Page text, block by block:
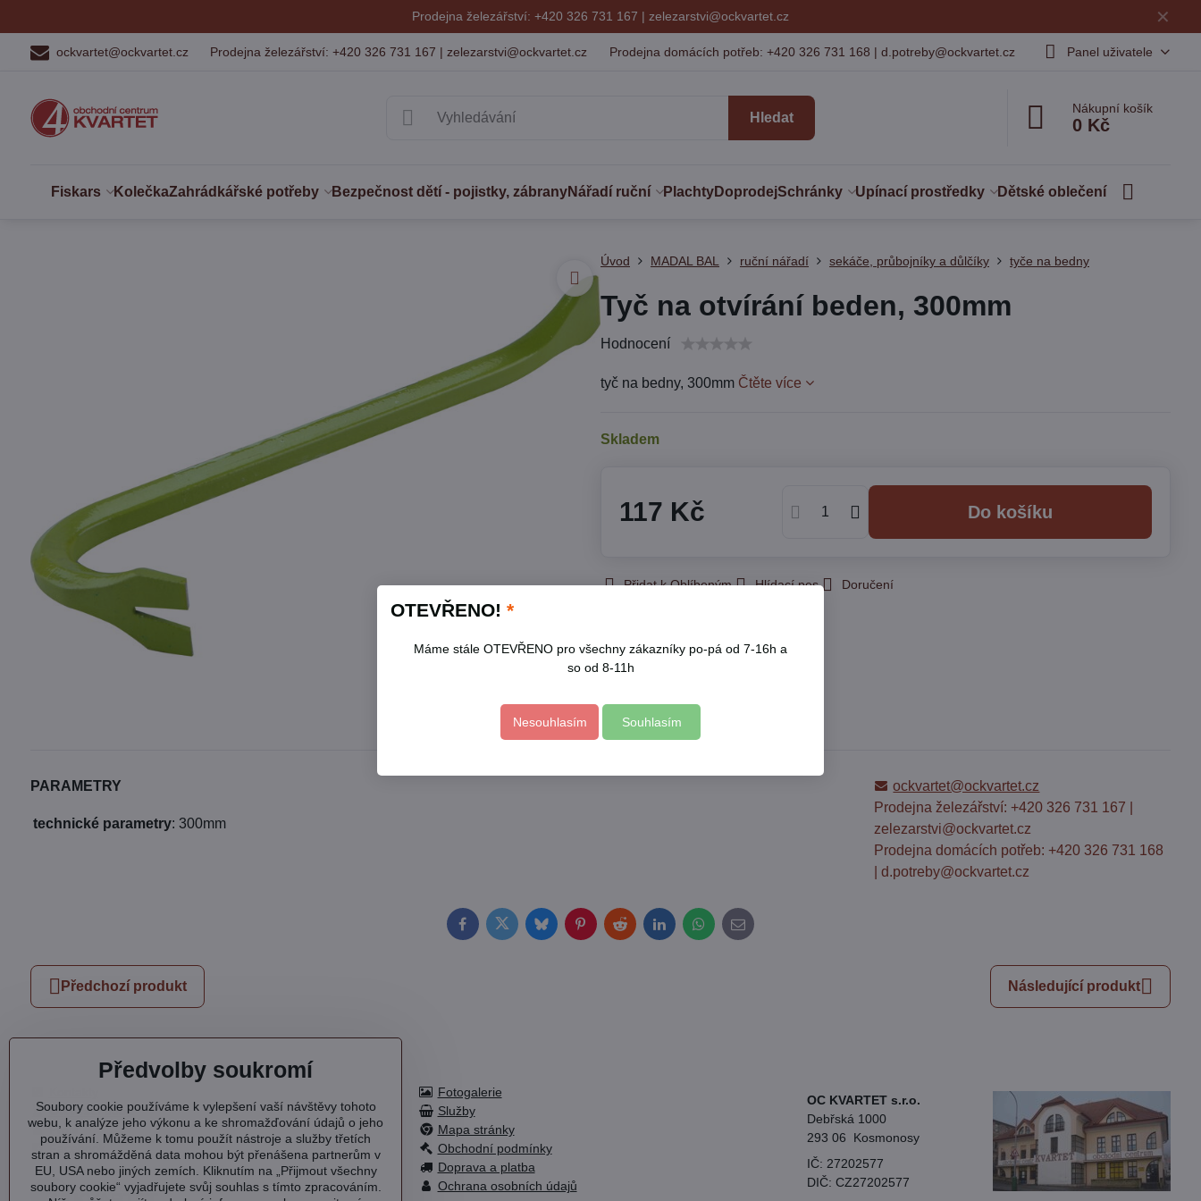
✕
Prodejna železářství: +420 326 731 167 | zelezarstvi@ockvartet.cz
ockvartet@ockvartet.cz Prodejna železářství: +420 326 731 167 | zelezarstvi@ockvartet.cz Prodejna domácích potřeb: +420 326 731 168 | d.potreby@ockvartet.cz Panel uživatele
Hledat
Nákupní košík
0 Kč
Fiskars KolečkaZahrádkářské potřeby Bezpečnost dětí - pojistky, zábranyNářadí ruční PlachtyDoprodejSchránky Upínací prostředky Dětské oblečení
Úvod MADAL BAL ruční nářadí sekáče, průbojníky a důlčíky tyče na bedny
Tyč na otvírání beden, 300mm
Hodnocení
tyč na bedny, 300mm Čtěte více
Skladem
117 Kč Do košíku
Přidat k Oblíbeným Hlídací pes Doručení
Popis
PARAMETRY
technické parametry: 300mm
ockvartet@ockvartet.cz
Prodejna železářství: +420 326 731 167 |
zelezarstvi@ockvartet.cz
Prodejna domácích potřeb: +420 326 731 168
| d.potreby@ockvartet.cz
FacebookTwitterBlueskyPinterestRedditLinkedInWhatsApp
E-
mail
Předchozí produkt Následující produkt
Otevírací doba
Profil
Facebook
Fotogalerie
Služby
Mapa stránky
Obchodní podmínky
Doprava a platba
Ochrana osobních údajů
OC KVARTET s.r.o.
Debřská 1000
293 06 Kosmonosy
IČ: 27202577
DIČ: CZ27202577
Předvolby soukromí
Soubory cookie používáme k vylepšení vaší návštěvy tohoto
webu, k analýze jeho výkonu a ke shromažďování údajů o jeho
používání. Můžeme k tomu použít nástroje a služby třetích
stran a shromážděná data mohou být přenášena partnerům v
EU, USA nebo jiných zemích. Kliknutím na „Přijmout všechny
soubory cookie“ vyjadřujete svůj souhlas s tímto zpracováním.
OTEVŘENO! *
Máme stále OTEVŘENO pro všechny zákazníky po-pá od 7-16h a
so od 8-11h
Nesouhlasím Souhlasím